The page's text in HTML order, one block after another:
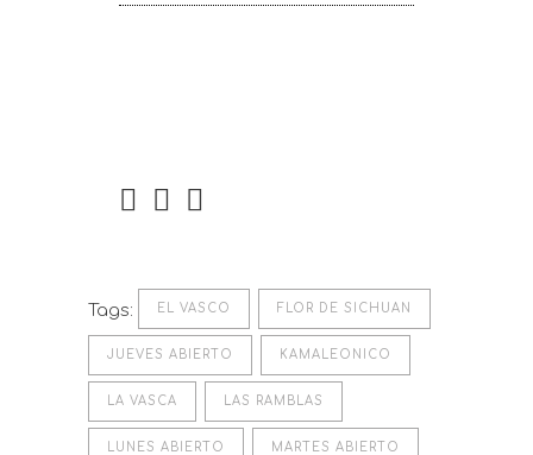
Tags: EL VASCO FLOR DE SICHUAN
JUEVES ABIERTO KAMALEONICO
LA VASCA LAS RAMBLAS
LUNES ABIERTO MARTES ABIERTO